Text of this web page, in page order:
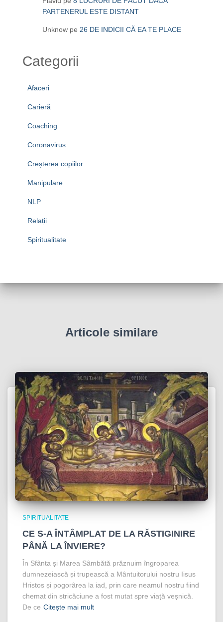
PARTENERUL ESTE DISTANT
Unknow pe 26 DE INDICII CĂ EA TE PLACE
Categorii
Afaceri
Carieră
Coaching
Coronavirus
Creșterea copiilor
Manipulare
NLP
Relații
Spiritualitate
Articole similare
SPIRITUALITATE
CE S-A ÎNTÂMPLAT DE LA RĂSTIGINIRE
PÂNĂ LA ÎNVIERE?
În Sfânta și Marea Sâmbătă prăznuim îngroparea
dumnezeiască și trupească a Mântuitorului nostru Iisus
Hristos și pogorârea la iad, prin care neamul nostru fiind
chemat din stricăciune a fost mutat spre viață veșnică.
De ce Citește mai mult